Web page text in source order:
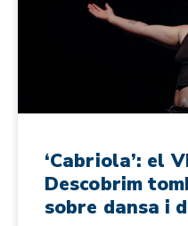
‘Cabriola’: el
Descobrim
sobre dansa i